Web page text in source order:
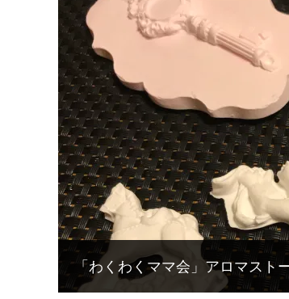
「わくわくママ会」アロマスト